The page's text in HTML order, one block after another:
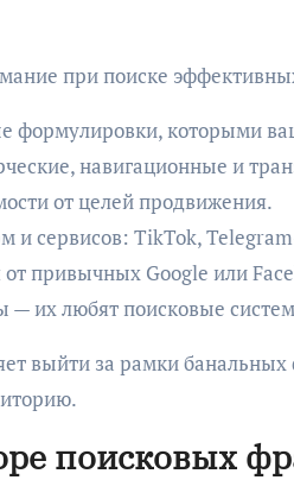
при поиске
формулировки, которыми
навигационные и
от целей продвижения.
и сервисов: TikTok,
привычных Google или
— их любят поисковые
выйти за рамки
поисковых